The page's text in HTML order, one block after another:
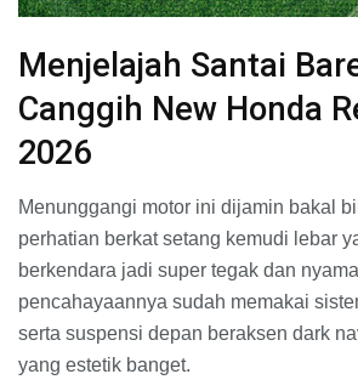
Menjelajah Santai
Canggih New Honda
2026
Menunggangi motor ini dijamin bakal
perhatian berkat setang kemudi lebar
berkendara jadi super tegak dan
pencahayaannya sudah memakai
serta suspensi depan beraksen dark
yang estetik banget.